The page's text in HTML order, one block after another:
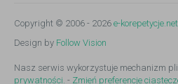
Copyright © 2006 - 2026 e-korepetycje.net
Design by Follow Vision
Nasz serwis wykorzystuje mechanizm
prywatności. - Zmień preferencje